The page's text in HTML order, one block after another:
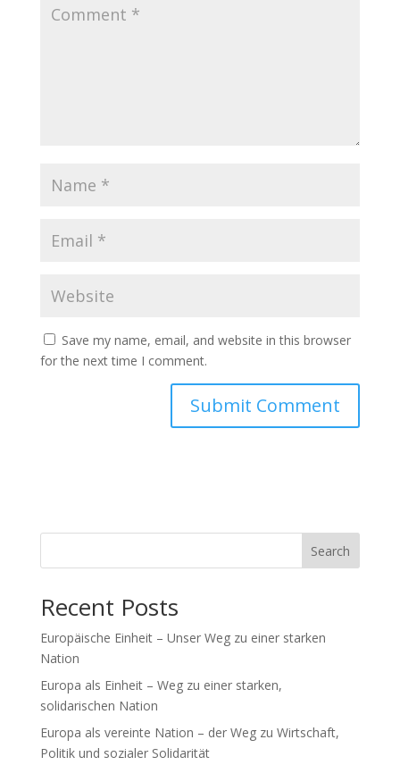
Save my name, email, and website in this browser
for the next time I comment.
Search
Recent Posts
Europäische Einheit – Unser Weg zu einer starken
Nation
Europa als Einheit – Weg zu einer starken,
solidarischen Nation
Europa als vereinte Nation – der Weg zu Wirtschaft,
Politik und sozialer Solidarität